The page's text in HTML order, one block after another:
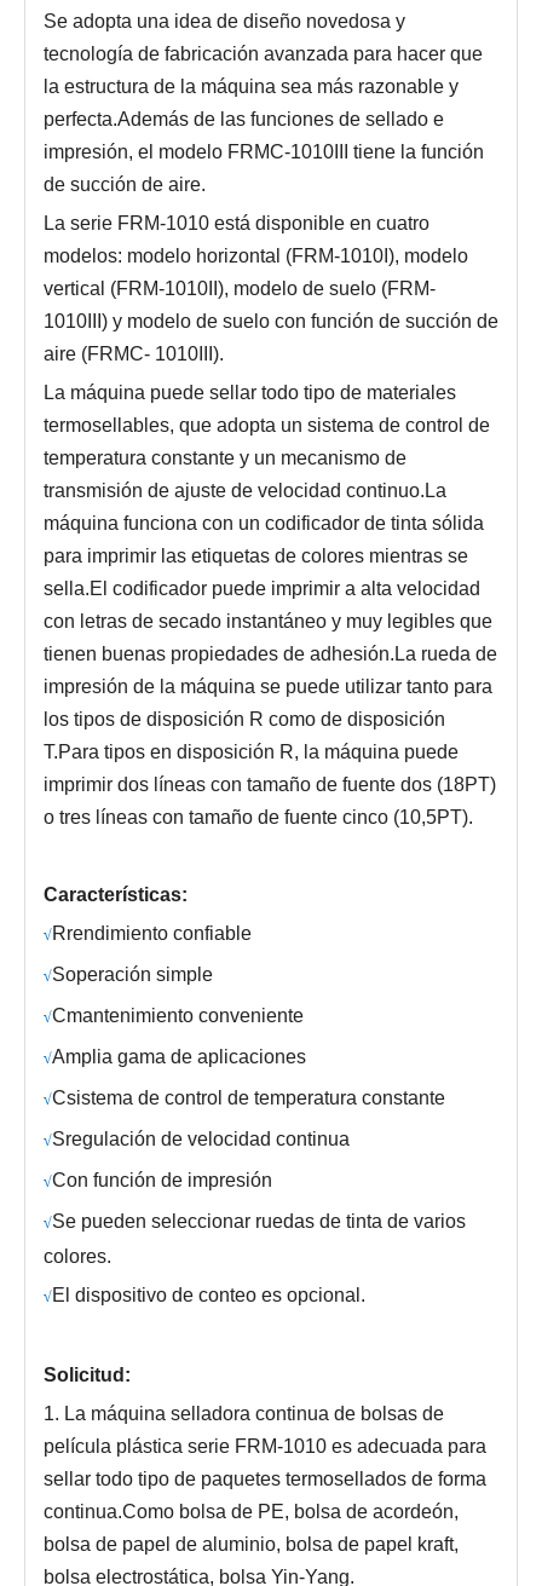
Se adopta una idea de diseño novedosa y
tecnología de fabricación avanzada para hacer que
la estructura de la máquina sea más razonable y
perfecta.Además de las funciones de sellado e
impresión, el modelo FRMC-1010III tiene la función
de succión de aire.
La serie FRM-1010 está disponible en cuatro
modelos: modelo horizontal (FRM-1010I), modelo
vertical (FRM-1010II), modelo de suelo (FRM-
1010III) y modelo de suelo con función de succión de
aire (FRMC- 1010III).
La máquina puede sellar todo tipo de materiales
termosellables, que adopta un sistema de control de
temperatura constante y un mecanismo de
transmisión de ajuste de velocidad continuo.La
máquina funciona con un codificador de tinta sólida
para imprimir las etiquetas de colores mientras se
sella.El codificador puede imprimir a alta velocidad
con letras de secado instantáneo y muy legibles que
tienen buenas propiedades de adhesión.La rueda de
impresión de la máquina se puede utilizar tanto para
los tipos de disposición R como de disposición
T.Para tipos en disposición R, la máquina puede
imprimir dos líneas con tamaño de fuente dos (18PT)
o tres líneas con tamaño de fuente cinco (10,5PT).
Características:
√Rrendimiento confiable
√Soperación simple
√Cmantenimiento conveniente
√Amplia gama de aplicaciones
√Csistema de control de temperatura constante
√Sregulación de velocidad continua
√Con función de impresión
√Se pueden seleccionar ruedas de tinta de varios
colores.
√El dispositivo de conteo es opcional.
Solicitud:
1. La máquina selladora continua de bolsas de
película plástica serie FRM-1010 es adecuada para
sellar todo tipo de paquetes termosellados de forma
continua.Como bolsa de PE, bolsa de acordeón,
bolsa de papel de aluminio, bolsa de papel kraft,
bolsa electrostática, bolsa Yin-Yang.